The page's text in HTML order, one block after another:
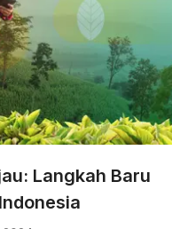
Langkah Baru